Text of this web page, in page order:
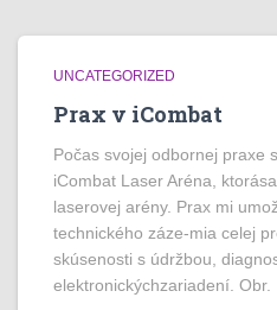
UNCATEGORIZED
Prax v iCombat
Počas svojej odbornej praxe
iCombat Laser Aréna,
laserovej arény. Prax mi
technického záze-mia celej
skúsenosti s údržbou,
elektronickýchzariadení. Obr.